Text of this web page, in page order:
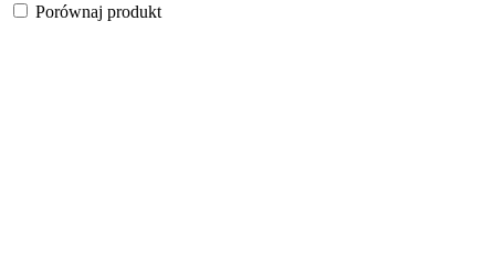
Porównaj produkt